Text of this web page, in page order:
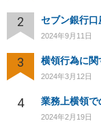
2 セブン銀行
2024年9月11日
3 横領行為に
2024年3月12日
4 業務上横領
2024年2月19日